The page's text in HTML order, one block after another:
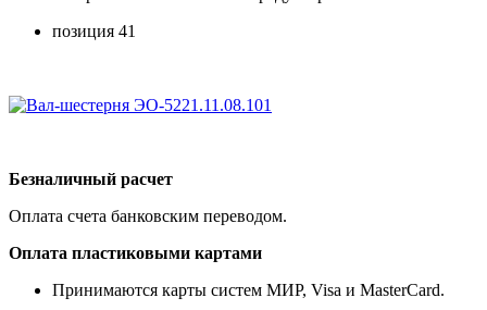
позиция 41
Безналичный расчет
Оплата счета банковским переводом.
Оплата пластиковыми картами
Принимаются карты систем МИР, Visa и MasterCard.